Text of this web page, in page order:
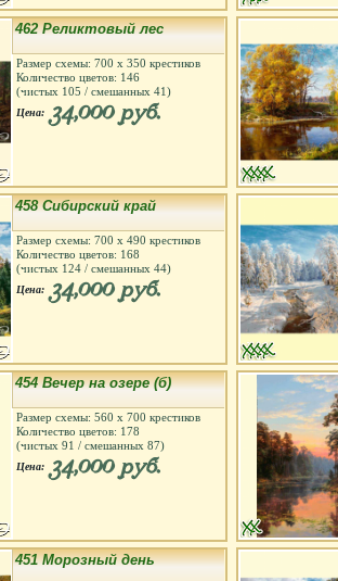
462 Реликтовый лес
Размер схемы: 700 х 350 крестиков
Количество цветов: 146
(чистых 105 / смешанных 41)
Цена: 34,000 руб.
458 Сибирский край
Размер схемы: 700 х 490 крестиков
Количество цветов: 168
(чистых 124 / смешанных 44)
Цена: 34,000 руб.
454 Вечер на озере (б)
Размер схемы: 560 х 700 крестиков
Количество цветов: 178
(чистых 91 / смешанных 87)
Цена: 34,000 руб.
451 Морозный день